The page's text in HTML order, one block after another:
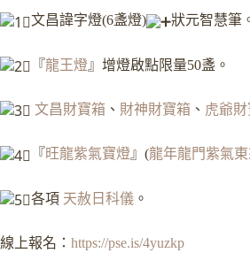
文昌諱字燈(6盞燈) 狀元智慧筆
『龍王燈』增燈啟點限量50盞。
文昌財寶箱 、 財神財寶箱 、 虎爺
『旺龍紫氣寶燈』(龍年龍門紫氣東
各項 天赦日科儀 。
線上報名： https://pse.is/4yuzkp